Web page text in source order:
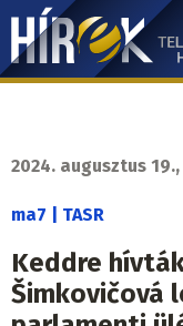
Ugrás
tartalomra
Hírek.sk
2024. augusztus 19.,
ma7 | TASR
Keddre
Šimkovičová